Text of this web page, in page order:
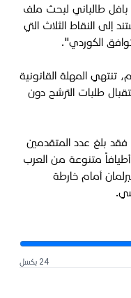
بافل طالباني لبحث ملف
إلى النقاط الثلاث التي
الكوردي".
تنتهي المهلة القانونية
طلبات الترشح دون
بلغ عدد المتقدمين
يمثلون أطيافاً متنوعة من العرب
أمام خارطة
24 بكسل